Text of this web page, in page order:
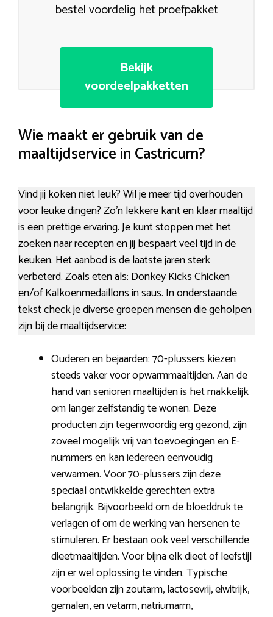
bestel voordelig het proefpakket
Bekijk
voordeelpakketten
Wie maakt er gebruik van de
maaltijdservice in Castricum?
Vind jij koken niet leuk? Wil je meer tijd overhouden
voor leuke dingen? Zo’n lekkere kant en klaar maaltijd
is een prettige ervaring. Je kunt stoppen met het
zoeken naar recepten en jij bespaart veel tijd in de
keuken. Het aanbod is de laatste jaren sterk
verbeterd. Zoals eten als: Donkey Kicks Chicken
en/of Kalkoenmedaillons in saus. In onderstaande
tekst check je diverse groepen mensen die geholpen
zijn bij de maaltijdservice:
Ouderen en bejaarden: 70-plussers kiezen
steeds vaker voor opwarmmaaltijden. Aan de
hand van senioren maaltijden is het makkelijk
om langer zelfstandig te wonen. Deze
producten zijn tegenwoordig erg gezond, zijn
zoveel mogelijk vrij van toevoegingen en E-
nummers en kan iedereen eenvoudig
verwarmen. Voor 70-plussers zijn deze
speciaal ontwikkelde gerechten extra
belangrijk. Bijvoorbeeld om de bloeddruk te
verlagen of om de werking van hersenen te
stimuleren. Er bestaan ook veel verschillende
dieetmaaltijden. Voor bijna elk dieet of leefstijl
zijn er wel oplossing te vinden. Typische
voorbeelden zijn zoutarm, lactosevrij, eiwitrijk,
gemalen, en vetarm, natriumarm,